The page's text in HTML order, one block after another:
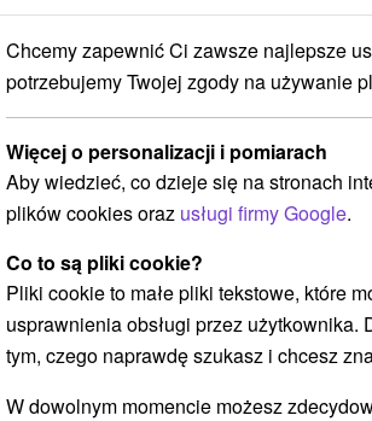
PAŃSTWO BYĆ
Chcemy zapewnić Ci zawsze najlepsze
potrzebujemy Twojej zgody na używanie
Więcej o personalizacji i pomiarach
Aby wiedzieć, co dzieje się na stronach
plików cookies oraz usługi firmy Google.
Co to są pliki cookie?
Pliki cookie to małe pliki tekstowe, które
usprawnienia obsługi przez
tym, czego naprawdę szukasz i chcesz
W dowolnym momencie możesz